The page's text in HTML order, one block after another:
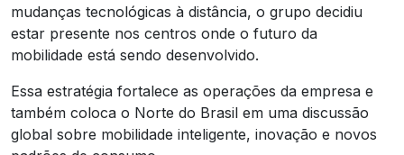
mudanças tecnológicas à distância, o grupo decidiu
estar presente nos centros onde o futuro da
mobilidade está sendo desenvolvido.
Essa estratégia fortalece as operações da empresa e
também coloca o Norte do Brasil em uma discussão
global sobre mobilidade inteligente, inovação e novos